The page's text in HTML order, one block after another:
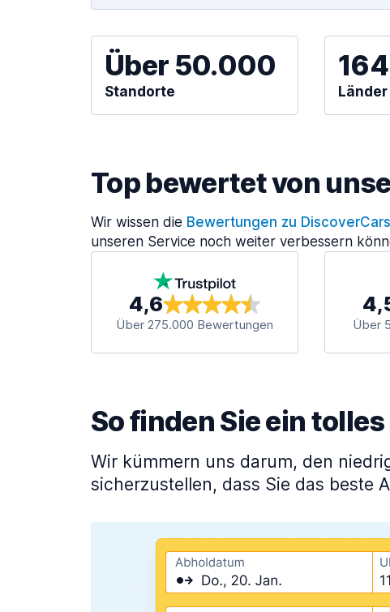
Über 50.000
Standorte
164
Länder
Top bewertet von
Wir wissen die Bewertungen zu
unseren Service noch weiter verbessern
4,6
Über 275.000 Bewertungen Über
So finden Sie ein
Wir kümmern uns darum, den
sicherzustellen, dass Sie das beste